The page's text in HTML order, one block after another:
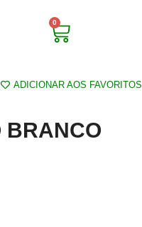
0
ADICIONAR AOS FAVORITOS
BRANCO